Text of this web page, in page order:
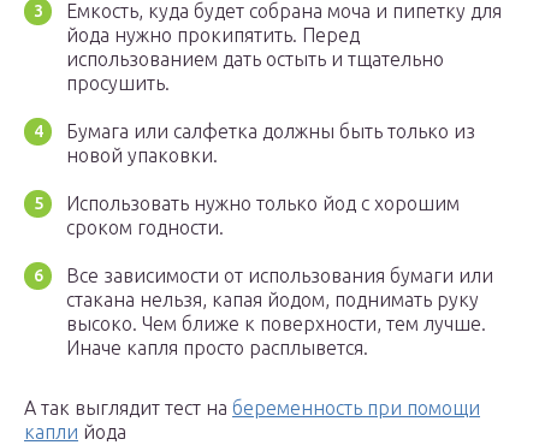
Емкость, куда будет собрана моча и пипетку для
йода нужно прокипятить. Перед
использованием дать остыть и тщательно
просушить.
Бумага или салфетка должны быть только из
новой упаковки.
Использовать нужно только йод с хорошим
сроком годности.
Все зависимости от использования бумаги или
стакана нельзя, капая йодом, поднимать руку
высоко. Чем ближе к поверхности, тем лучше.
Иначе капля просто расплывется.
А так выглядит тест на беременность при помощи
капли йода